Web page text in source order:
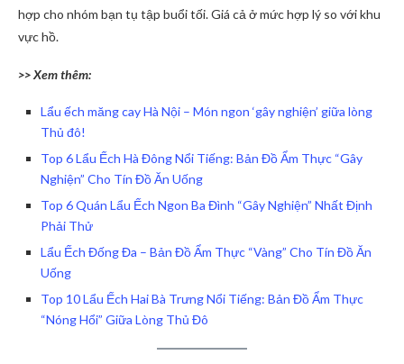
hợp cho nhóm bạn tụ tập buổi tối. Giá cả ở mức hợp lý so với khu
vực hồ.
>> Xem thêm:
Lẩu ếch măng cay Hà Nội – Món ngon ‘gây nghiện’ giữa lòng
Thủ đô!
Top 6 Lẩu Ếch Hà Đông Nổi Tiếng: Bản Đồ Ẩm Thực “Gây
Nghiện” Cho Tín Đồ Ăn Uống
Top 6 Quán Lẩu Ếch Ngon Ba Đình “Gây Nghiện” Nhất Định
Phải Thử
Lẩu Ếch Đống Đa – Bản Đồ Ẩm Thực “Vàng” Cho Tín Đồ Ăn
Uống
Top 10 Lẩu Ếch Hai Bà Trưng Nổi Tiếng: Bản Đồ Ẩm Thực
“Nóng Hổi” Giữa Lòng Thủ Đô